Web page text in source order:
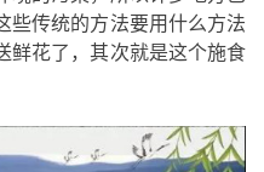
些传统的方法要用什么方法
鲜花了，其次就是这个施食